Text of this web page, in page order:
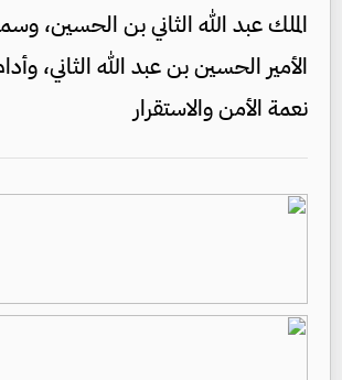
الملك عبد الله الثاني بن الحسين،
الأمير الحسين بن عبد الله الثاني،
نعمة الأمن والاستقرار